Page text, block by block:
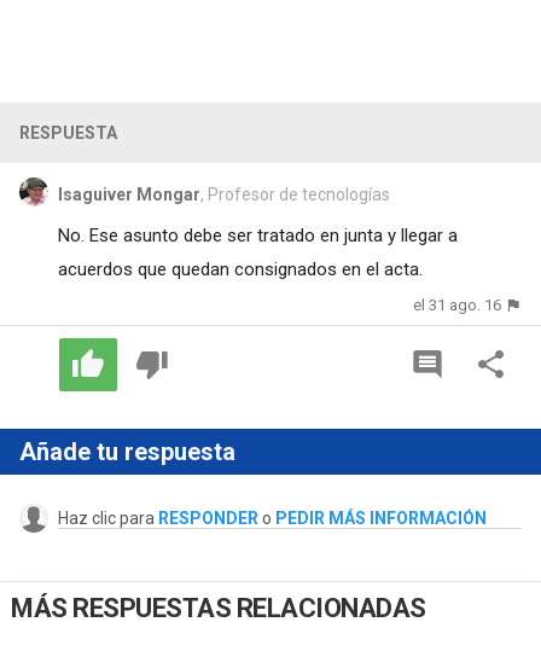
RESPUESTA
Isaguiver Mongar, Profesor de tecnologías
No. Ese asunto debe ser tratado en junta y llegar a
acuerdos que quedan consignados en el acta.
el 31 ago. 16
Añade tu respuesta
Haz clic para RESPONDER o PEDIR MÁS INFORMACIÓN
MÁS RESPUESTAS RELACIONADAS